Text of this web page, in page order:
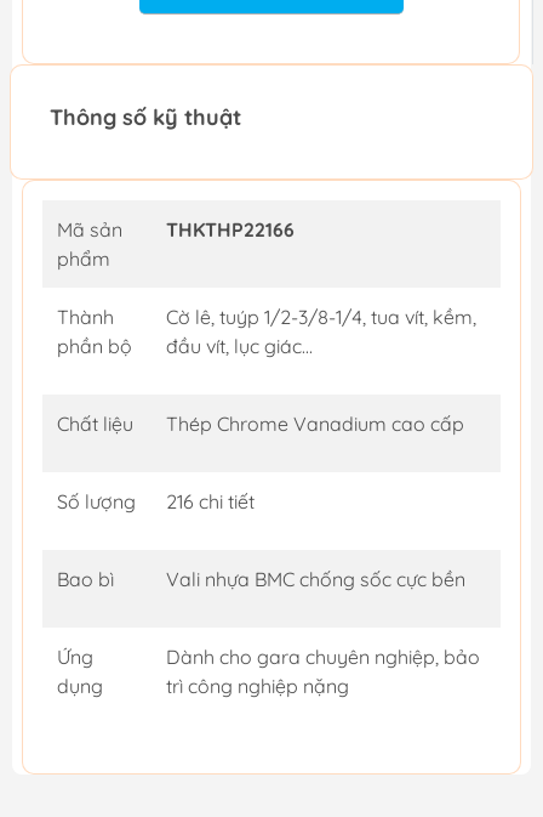
Thông số kỹ thuật
Mã sản
phẩm
THKTHP22166
Thành
phần bộ
Cờ lê, tuýp 1/2-3/8-1/4, tua vít, kềm,
đầu vít, lục giác...
Chất liệu Thép Chrome Vanadium cao cấp
Số lượng 216 chi tiết
Bao bì Vali nhựa BMC chống sốc cực bền
Ứng
dụng
Dành cho gara chuyên nghiệp, bảo
trì công nghiệp nặng